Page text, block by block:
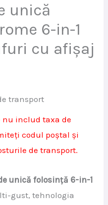
unică
6-in-1
cu afișaj
transport
nu includ taxa de
codul poștal și
de transport.
unică folosință 6-in-1
gust, tehnologia